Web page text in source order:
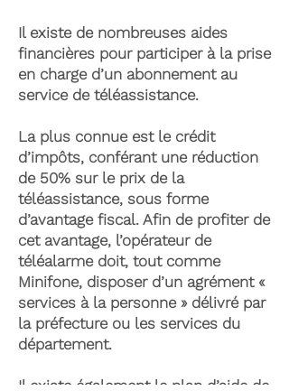
Il existe de nombreuses aides
financières pour participer à la prise
en charge d’un abonnement au
service de téléassistance.
La plus connue est le crédit
d’impôts, conférant une réduction
de 50% sur le prix de la
téléassistance, sous forme
d’avantage fiscal. Afin de profiter de
cet avantage, l’opérateur de
téléalarme doit, tout comme
Minifone, disposer d’un agrément «
services à la personne » délivré par
la préfecture ou les services du
département.
Il existe également le plan d’aide de